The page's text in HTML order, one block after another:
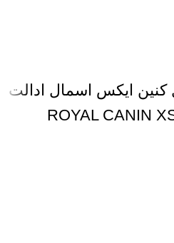
ایکس اسمال ادالت
ROYAL CANIN